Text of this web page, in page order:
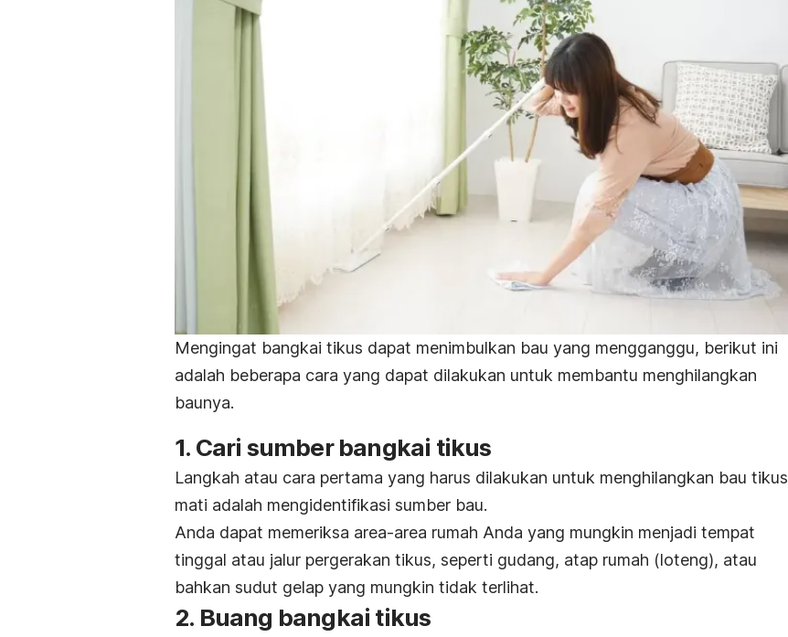
Mengingat bangkai tikus dapat menimbulkan bau yang mengganggu, berikut ini
adalah beberapa cara yang dapat dilakukan untuk membantu menghilangkan
baunya.
1. Cari sumber bangkai tikus
Langkah atau cara pertama yang harus dilakukan untuk menghilangkan bau tikus
mati adalah mengidentifikasi sumber bau.
Anda dapat memeriksa area-area rumah Anda yang mungkin menjadi tempat
tinggal atau jalur pergerakan tikus, seperti gudang, atap rumah (loteng), atau
bahkan sudut gelap yang mungkin tidak terlihat.
2. Buang bangkai tikus